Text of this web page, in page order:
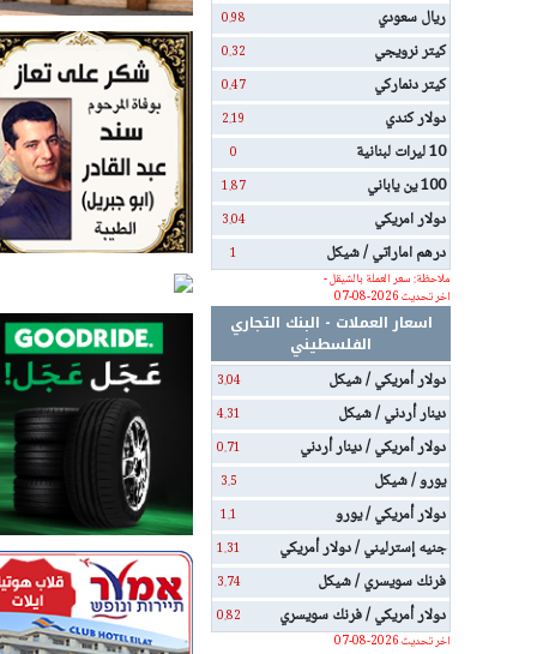
ريال سعودي 0.98
كيتر نرويجي 0.32
كيتر دنماركي 0.47
دولار كندي 2.19
10 ليرات لبنانية 0
100 ين ياباني 1.87
دولار امريكي 3.04
درهم اماراتي / شيكل
1
ملاحظة: سعر العملة بالشيقل -
اخر تحديث 2026-08-07
اسعار العملات - البنك التجاري
الفلسطيني
دولار أمريكي / شيكل
3.04
دينار أردني / شيكل 4.31
دولار أمريكي / دينار أردني 0.71
يورو / شيكل 3.5
دولار أمريكي / يورو 1.1
جنيه إسترليني / دولار أمريكي 1.31
فرنك سويسري / شيكل 3.74
دولار أمريكي / فرنك سويسري
0.82
اخر تحديث 2026-08-07